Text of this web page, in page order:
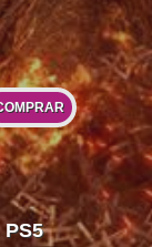
PS5